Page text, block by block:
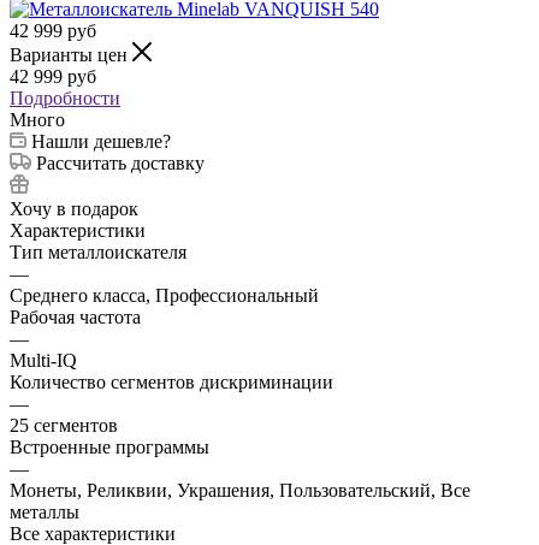
42 999 руб
Варианты цен
42 999 руб
Подробности
Много
Нашли дешевле?
Рассчитать доставку
Хочу в подарок
Характеристики
Тип металлоискателя
—
Среднего класса, Профессиональный
Рабочая частота
—
Multi-IQ
Количество сегментов дискриминации
—
25 сегментов
Встроенные программы
—
Монеты, Реликвии, Украшения, Пользовательский, Все
металлы
Все характеристики